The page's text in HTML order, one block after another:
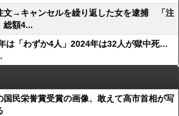
文→キャンセルを繰り返した女を逮捕 「注
総額4...
は「わずか4人」2024年は32人が獄中死…
国民栄誉賞受賞の画像、敢えて高市首相が写